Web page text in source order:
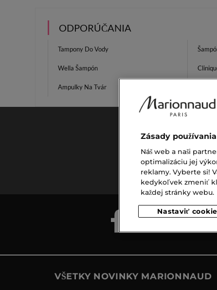
ODPORÚČANIA
Tampony Do Vody
Wella Šampón
Ampulky Na Tvár
Doprava
zadarmo
nad €39,-
VŠETKY NOVINKY MARIONNAUD
Zásady
Náš web a naši
optimalizáciu jej
reklamy. Vyberte si!
kedykoľvek zmeniť
každej stránky webu.
Nastaviť